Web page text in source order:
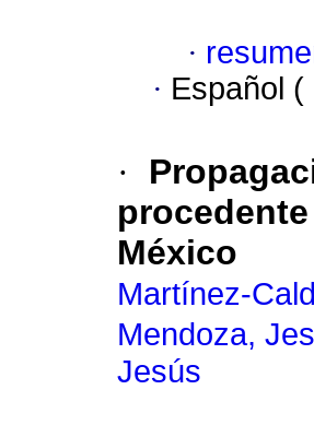
·
· Español (
·
México
Martínez-
Mendoza,
Jesús